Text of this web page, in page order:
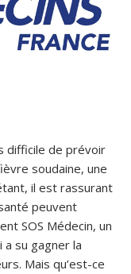
difficile de prévoir
soudaine, une
il est rassurant
peuvent
SOS Médecin, un
a su gagner la
Mais qu’est-ce